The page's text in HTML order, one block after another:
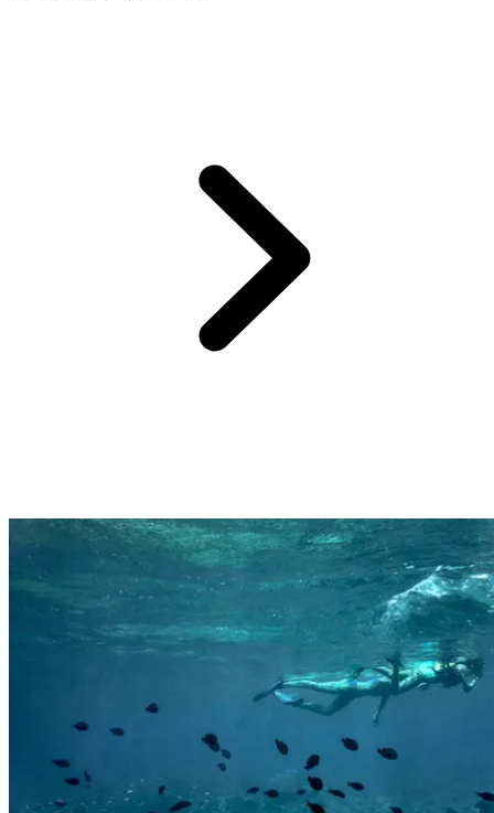
Far from the cliche of the All-Inclusive resort being a standardised
beach experience, a Club Med holiday is all about how you feel,
what you will remember, and you being amazed